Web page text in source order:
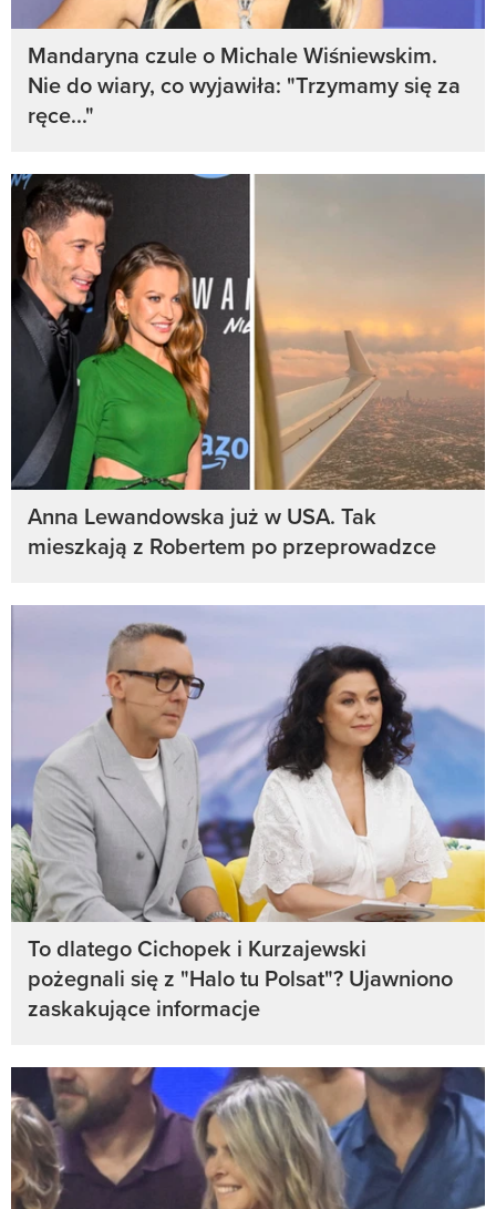
Mandaryna czule o Michale Wiśniewskim.
Nie do wiary, co wyjawiła: "Trzymamy się za
ręce..."
Anna Lewandowska już w USA. Tak
mieszkają z Robertem po przeprowadzce
To dlatego Cichopek i Kurzajewski
pożegnali się z "Halo tu Polsat"? Ujawniono
zaskakujące informacje